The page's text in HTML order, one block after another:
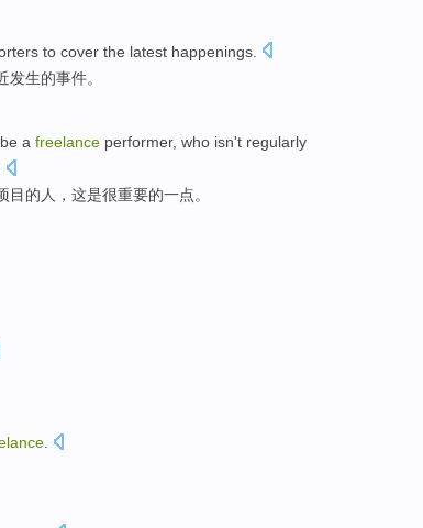
to cover the latest happenings
发生的事件。
be a freelance performer, who isn't regularly
目 的人， 这是很重要的一点。